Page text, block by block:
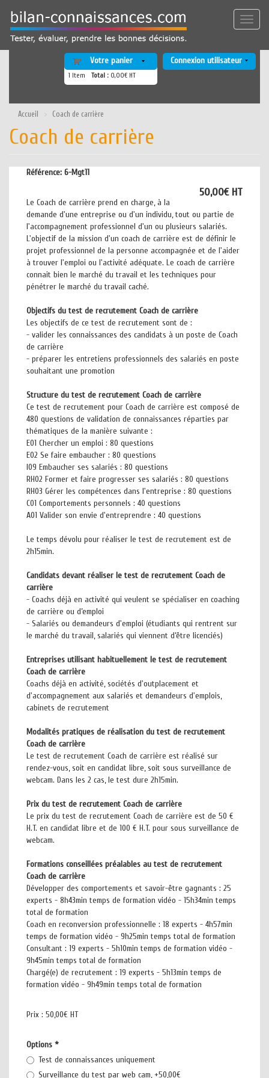
contenu
principal
Toggle
Votre panier
1 Item Total : 0,00€ HT
Connexion utilisateur
Accueil Coach de carrière
Coach de carrière
Référence: 6-Mgt11
50,00€ HT
Le Coach de carrière prend en charge, à la
demande d'une entreprise ou d'un individu, tout ou partie de
l'accompagnement professionnel d'un ou plusieurs salariés.
L'objectif de la mission d'un coach de carrière est de définir le
projet professionnel de la personne accompagnée et de l'aider
à trouver l'emploi ou l'activité adéquate. Le coach de carrière
connait bien le marché du travail et les techniques pour
pénétrer le marché du travail caché.
Objectifs du test de recrutement Coach de carrière
Les objectifs de ce test de recrutement sont de :
- valider les connaissances des candidats à un poste de Coach
de carrière
- préparer les entretiens professionnels des salariés en poste
souhaitant une promotion
Structure du test de recrutement Coach de carrière
Ce test de recrutement pour Coach de carrière est composé de
480 questions de validation de connaissances réparties par
thématiques de la manière suivante :
E01 Chercher un emploi : 80 questions
E02 Se faire embaucher : 80 questions
I09 Embaucher ses salariés : 80 questions
RH02 Former et faire progresser ses salariés : 80 questions
RH03 Gérer les compétences dans l'entreprise : 80 questions
C01 Comportements personnels : 40 questions
A01 Valider son envie d'entreprendre : 40 questions
Le temps dévolu pour réaliser le test de recrutement est de
2h15min.
Candidats devant réaliser le test de recrutement Coach de
carrière
- Coachs déjà en activité qui veulent se spécialiser en coaching
de carrière ou d’emploi
- Salariés ou demandeurs d'emploi (étudiants qui rentrent sur
le marché du travail, salariés qui viennent d’être licenciés)
Entreprises utilisant habituellement le test de recrutement
Coach de carrière
Coachs déjà en activité, sociétés d'outplacement et
d'accompagnement aux salariés et demandeurs d'emplois,
cabinets de recrutement
Modalités pratiques de réalisation du test de recrutement
Coach de carrière
Le test de recrutement Coach de carrière est réalisé sur
rendez-vous, soit en candidat libre, soit sous surveillance de
webcam. Dans les 2 cas, le test dure 2h15min.
Prix du test de recrutement Coach de carrière
Le prix du test de recrutement Coach de carrière est de 50 €
H.T. en candidat libre et de 100 € H.T. pour sous surveillance de
webcam.
Formations conseillées préalables au test de recrutement
Coach de carrière
Développer des comportements et savoir-être gagnants : 25
experts - 8h43min temps de formation vidéo - 15h34min temps
total de formation
Coach en reconversion professionnelle : 18 experts - 4h57min
temps de formation vidéo - 9h25min temps total de formation
Consultant : 19 experts - 5h10min temps de formation vidéo -
9h45min temps total de formation
Chargé(e) de recrutement : 19 experts - 5h13min temps de
formation vidéo - 9h49min temps total de formation
Prix : 50,00€ HT
Options *
Test de connaissances uniquement
Surveillance du test par web cam, +50,00€